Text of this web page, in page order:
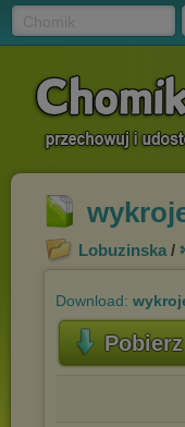
Lobuzinska /
Download:
Pobierz